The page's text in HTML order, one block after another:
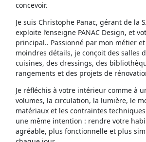
concevoir.
Je suis Christophe Panac, gérant de la
exploite l’enseigne PANAC Design, et
principal.. Passionné par mon métier
moindres détails, je conçoit des salles
cuisines, des dressings, des
rangements et des projets de
Je réfléchis à votre intérieur comme à
volumes, la circulation, la lumière, le
matériaux et les contraintes
une même intention : rendre votre
agréable, plus fonctionnelle et plus